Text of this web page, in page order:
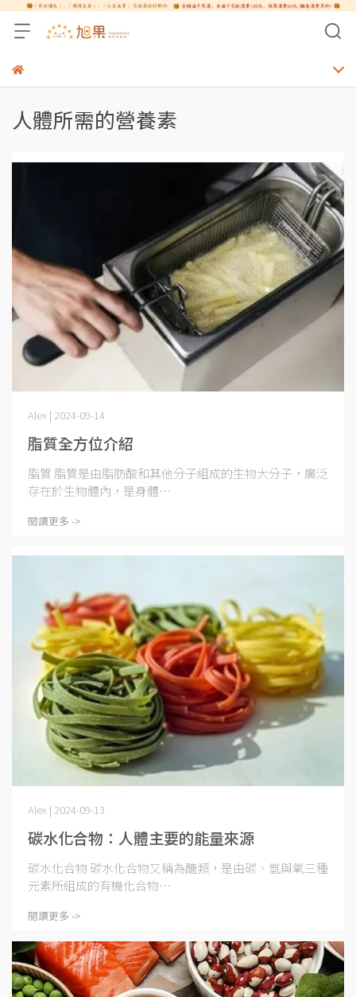
人體所需的營養素
脂質全方位介紹
Alex | 2024-09-14
脂質 脂質是由脂肪酸和其他分子組成的生物大分子，廣泛
存在於生物體內，是身體⋯
閱讀更多 ->
碳水化合物：人體主要的能量來源
Alex | 2024-09-13
碳水化合物 碳水化合物又稱為醣類，是由碳、氫與氧三種
元素所組成的有機化合物⋯
閱讀更多 ->